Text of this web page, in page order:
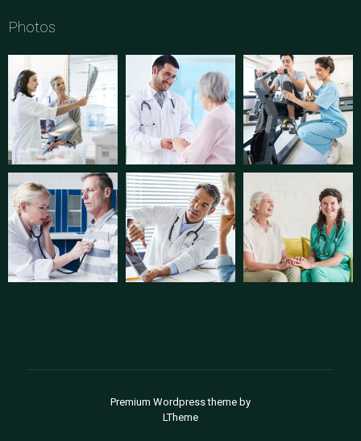
Photos
Premium Wordpress themeby
LTheme